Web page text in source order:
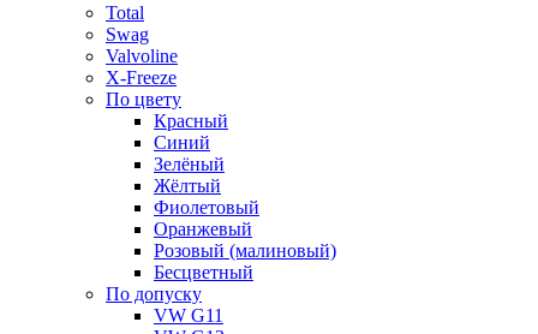
Total
Swag
Valvoline
X-Freeze
По цвету
Красный
Синий
Зелёный
Жёлтый
Фиолетовый
Оранжевый
Розовый (малиновый)
Бесцветный
По допуску
VW G11